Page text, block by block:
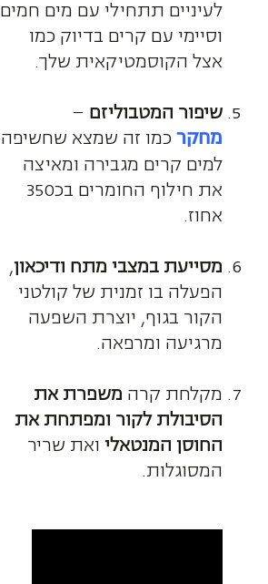
לעיניים תתחילי עם מים חמים
וסיימי עם קרים בדיוק כמו
אצל הקוסמטיקאית שלך.
שיפור המטבוליזם –
מחקר כמו זה שמצא שחשיפה
למים קרים מגבירה ומאיצה
את חילוף החומרים בכ350
אחוז.
מסייעת במצבי מתח ודיכאון,
הפעלה בו זמנית של קולטני
הקור בגוף, יוצרת השפעה
מרגיעה ומרפאה.
מקלחת קרה משפרת את
הסיבולת לקור ומפתחת את
החוסן המנטאלי ואת שריר
המסוגלות.